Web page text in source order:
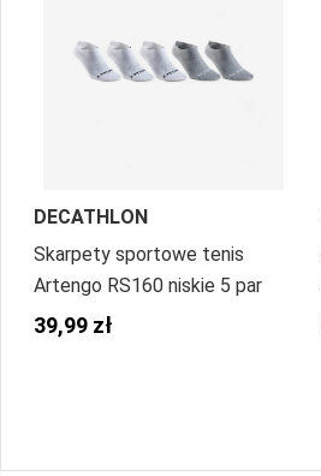
DECATHLON
Skarpety sportowe tenis
Artengo RS160 niskie 5 par
39,99 zł